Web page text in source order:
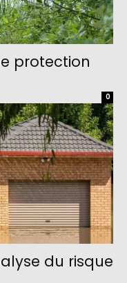
protection
0
du risque